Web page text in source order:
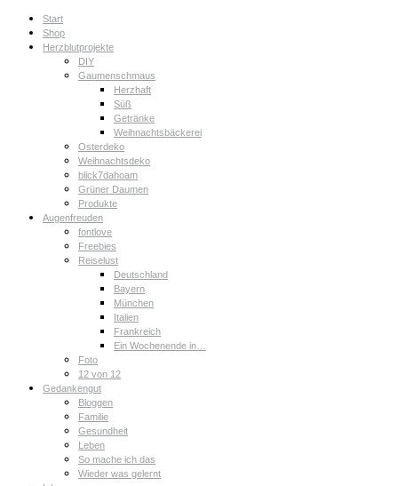
Start
Shop
Herzblutprojekte
DIY
Gaumenschmaus
Herzhaft
Süß
Getränke
Weihnachtsbäckerei
Osterdeko
Weihnachtsdeko
blick7dahoam
Grüner Daumen
Produkte
Augenfreuden
fontlove
Freebies
Reiselust
Deutschland
Bayern
München
Italien
Frankreich
Ein Wochenende in…
Foto
12 von 12
Gedankengut
Bloggen
Familie
Gesundheit
Leben
So mache ich das
Wieder was gelernt